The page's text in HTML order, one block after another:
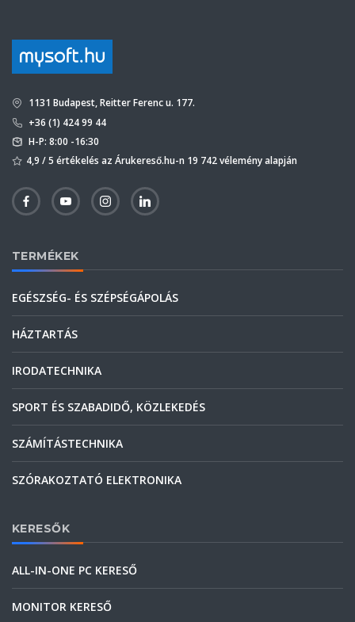
1131 Budapest, Reitter Ferenc u. 177.
+36 (1) 424 99 44
H-P: 8:00 -16:30
4,9 / 5 értékelés az Árukereső.hu-n 19 742 vélemény alapján
TERMÉKEK
EGÉSZSÉG- ÉS SZÉPSÉGÁPOLÁS
HÁZTARTÁS
IRODATECHNIKA
SPORT ÉS SZABADIDŐ, KÖZLEKEDÉS
SZÁMÍTÁSTECHNIKA
SZÓRAKOZTATÓ ELEKTRONIKA
KERESŐK
ALL-IN-ONE PC KERESŐ
MONITOR KERESŐ